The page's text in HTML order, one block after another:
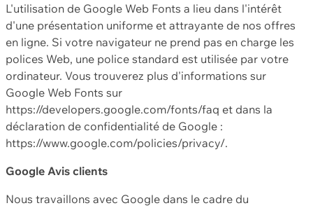
L'utilisation de Google Web Fonts a lieu dans l'intérêt
d'une présentation uniforme et attrayante de nos offres
en ligne. Si votre navigateur ne prend pas en charge les
polices Web, une police standard est utilisée par votre
ordinateur. Vous trouverez plus d'informations sur
Google Web Fonts sur
https://developers.google.com/fonts/faq et dans la
déclaration de confidentialité de Google :
https://www.google.com/policies/privacy/.
Google Avis clients
Nous travaillons avec Google dans le cadre du